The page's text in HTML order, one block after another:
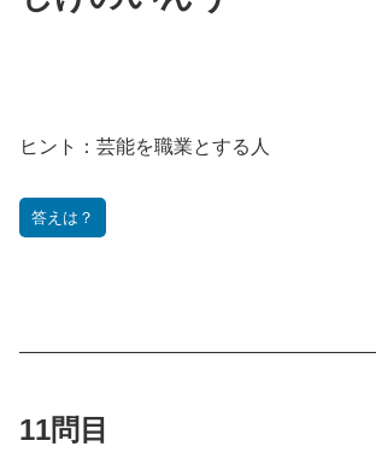
ヒント： 芸能を職業とする人
答えは？
11問目